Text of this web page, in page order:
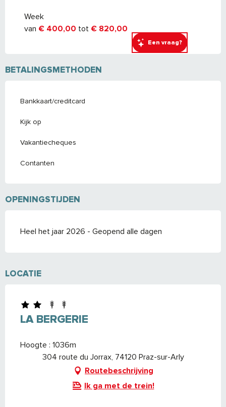
Een vraag?
Week
van € 400,00 tot € 820,00
BETALINGSMETHODEN
Bankkaart/creditcard
Kijk op
Vakantiecheques
Contanten
OPENINGSTIJDEN
Heel het jaar 2026 - Geopend alle dagen
LOCATIE
LA BERGERIE
Hoogte : 1036m
304 route du Jorrax, 74120 Praz-sur-Arly
Routebeschrijving
Ik ga met de trein!